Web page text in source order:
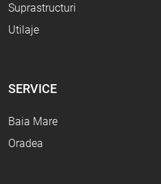
Suprastructuri
Utilaje
SERVICE
Baia Mare
Oradea